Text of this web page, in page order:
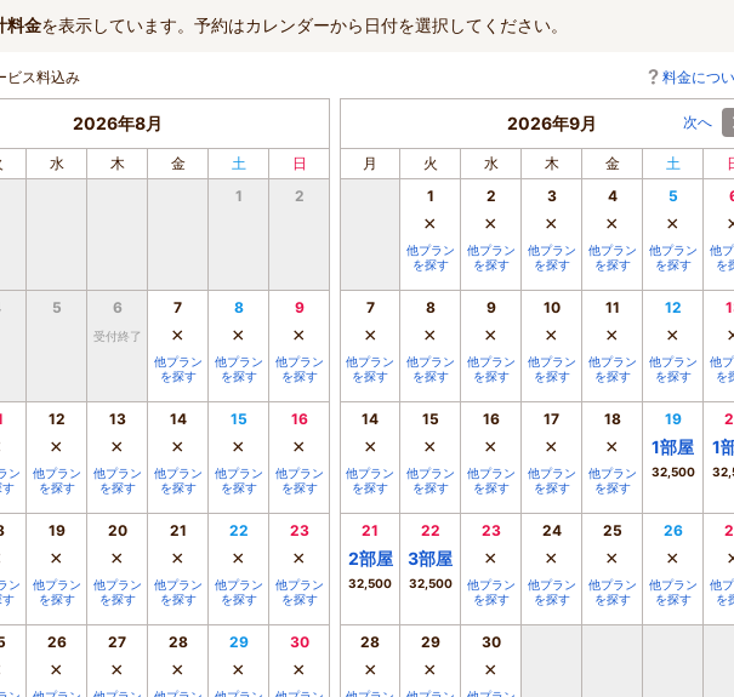
料金を表示しています。予約はカレンダーから日付を選択してください。
ビス料込み 料金につ
2026年8月
水 木 金 土
日
1
2
5 6
受付終了
7
×
他プラン
を探す
8
×
他プラン
を探す
9
×
他プラン
を探す
ン
す
12
×
他プラン
を探す
13
×
他プラン
を探す
14
×
他プラン
を探す
15
×
他プラン
を探す
16
×
他プラン
を探す
ン
す
19
×
他プラン
を探す
20
×
他プラン
を探す
21
×
他プラン
を探す
22
×
他プラン
を探す
23
×
他プラン
を探す
26
×
27
×
28
×
29
×
30
×
2026年9月 次へ
月 火 水 木 金 土
1
×
他プラン
を探す
2
×
他プラン
を探す
3
×
他プラン
を探す
4
×
他プラン
を探す
5
×
他プラン
を探す
他
を
7
×
他プラン
を探す
8
×
他プラン
を探す
9
×
他プラン
を探す
10
×
他プラン
を探す
11
×
他プラン
を探す
12
×
他プラン
を探す
他
を
14
×
他プラン
を探す
15
×
他プラン
を探す
16
×
他プラン
を探す
17
×
他プラン
を探す
18
×
他プラン
を探す
19
1部屋
32,500
1
21
2部屋
32,500
22
3部屋
32,500
23
×
他プラン
を探す
24
×
他プラン
を探す
25
×
他プラン
を探す
26
×
他プラン
を探す
他
を
28
×
29
×
30
×